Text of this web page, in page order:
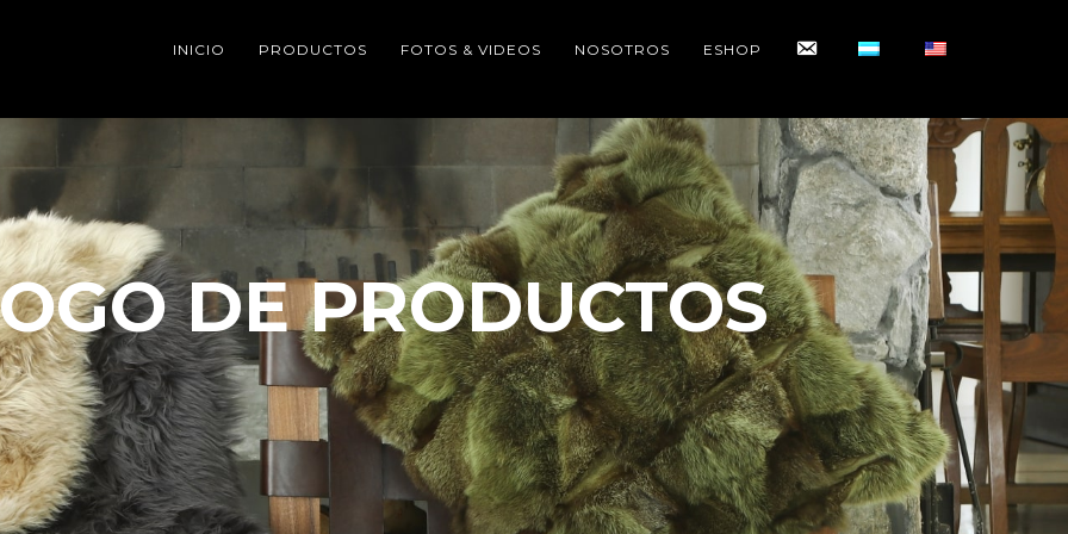
INICIO PRODUCTOS FOTOS & VIDEOS NOSOTROS ESHOP CONTACTO
DE PRODUCTOS